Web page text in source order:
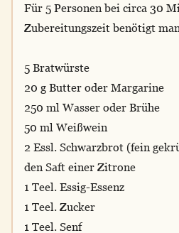
Für 5 Personen bei circa 30
Zubereitungszeit benötigt
5 Bratwürste
20 g Butter oder Margarine
250 ml Wasser oder Brühe
50 ml Weißwein
2 Essl. Schwarzbrot (fein
den Saft einer Zitrone
1 Teel. Essig-Essenz
1 Teel. Zucker
1 Teel. Senf